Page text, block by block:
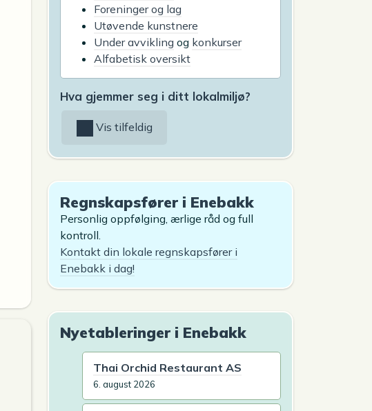
Foreninger og lag
Utøvende kunstnere
Under avvikling og konkurser
Alfabetisk oversikt
Hva gjemmer seg i ditt lokalmiljø?
Vis tilfeldig
Regnskapsfører i Enebakk
Personlig oppfølging, ærlige råd og full
kontroll.
Kontakt din lokale regnskapsfører i
Enebakk i dag!
Nyetableringer i Enebakk
Thai Orchid Restaurant AS
6. august 2026